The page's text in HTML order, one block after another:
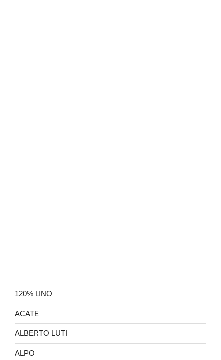
120% LINO
ACATE
ALBERTO LUTI
ALPO